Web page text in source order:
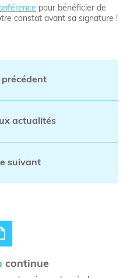
pour bénéficier de
constat avant sa signature !
actualités
suivant
continue